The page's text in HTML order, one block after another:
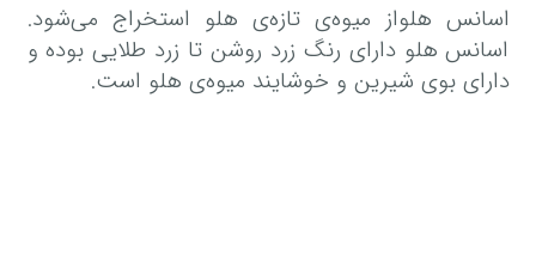
اسانس هلواز میوه‌ی تازه‌ی هلو استخراج می‌شود.
اسانس هلو دارای رنگ زرد روشن تا زرد طلایی بوده و
دارای بوی شیرین و خوشایند میوه‌ی هلو است.